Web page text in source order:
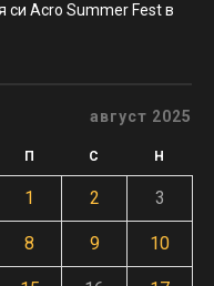
си Acro Summer Fest в
август 2025
П С Н
1 2 3
8 9 10